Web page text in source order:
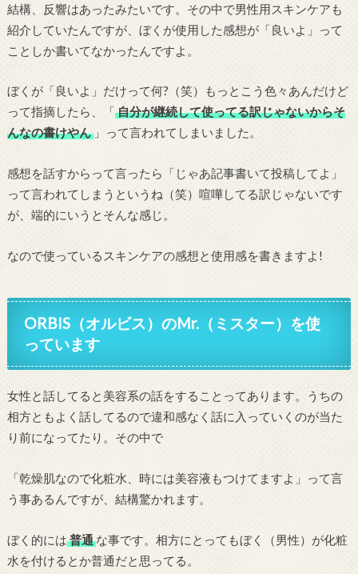
結構、反響はあったみたいです。その中で男性用スキンケアも
紹介していたんですが、ぼくが使用した感想が「良いよ」って
ことしか書いてなかったんですよ。
ぼくが「良いよ」だけって何?（笑）もっとこう色々あんだけど
って指摘したら、「 自分が継続して使ってる訳じゃないからそ
んなの書けやん」って言われてしまいました。
感想を話すからって言ったら「じゃあ記事書いて投稿してよ」
って言われてしまうというね（笑）喧嘩してる訳じゃないです
が、端的にいうとそんな感じ。
なので使っているスキンケアの感想と使用感を書きますよ!
ORBIS（オルビス）のMr.（ミスター）を使
っています
女性と話してると美容系の話をすることってあります。うちの
相方ともよく話してるので違和感なく話に入っていくのが当た
り前になってたり。その中で
「乾燥肌なので化粧水、時には美容液もつけてますよ」って言
う事あるんですが、結構驚かれます。
ぼく的には 普通な事です。相方にとってもぼく（男性）が化粧
水を付けるとか普通だと思ってる。